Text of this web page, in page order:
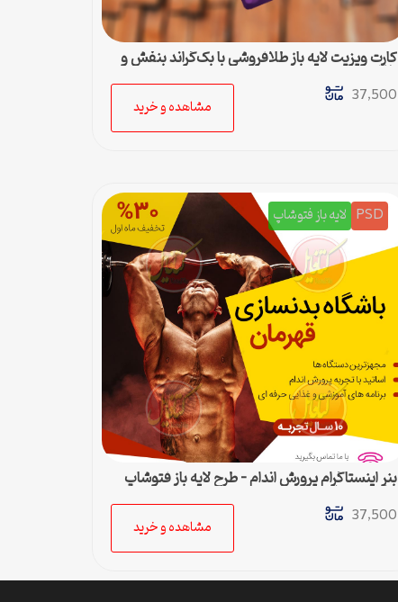
کارت ویزیت لایه باز طلافروشی با بک‌گراند بنفش و
37,500
مشاهده و خرید
PSD لایه باز فتوشاپ
بنر اینستاگرام پرورش اندام – طرح لایه باز فتوشاپ
37,500
مشاهده و خرید